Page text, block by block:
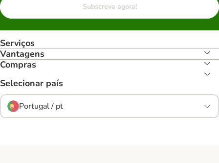
Subscreva agora!
Serviços
Vantagens
Compras
Selecionar país
Portugal / pt